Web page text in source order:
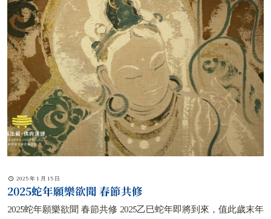
2025 年 1 月 15 日
2025蛇年願樂欲聞 春節共修
2025蛇年願樂欲聞 春節共修 2025乙巳蛇年即將到來，值此歲末年